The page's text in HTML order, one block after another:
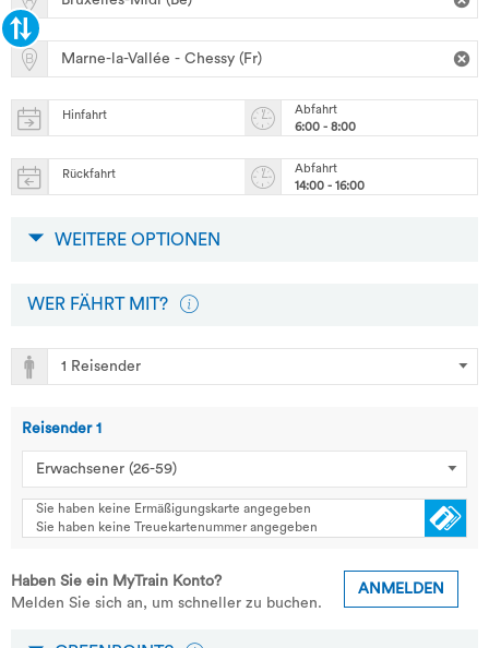
Hinfahrt
Abfahrt
6:00 - 8:00
Rückfahrt
Abfahrt
14:00 - 16:00
WEITERE OPTIONEN
WER FÄHRT MIT?
Reisender 1
Sie haben keine Ermäßigungskarte angegeben
Sie haben keine Treuekartenummer angegeben
Haben Sie ein MyTrain Konto?
Melden Sie sich an, um schneller zu buchen.
ANMELDEN